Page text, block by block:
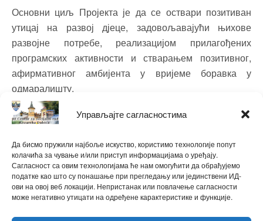
Управљајте сагласностима
Да бисмо пружили најбоље искуство, користимо технологије попут
колачића за чување и/или приступ информацијама о уређају.
Сагласност са овим технологијама ће нам омогућити да обрађујемо
податке као што су понашање при прегледању или јединствени ИД-
ови на овој веб локацији. Непристанак или повлачење сагласности
може негативно утицати на одређене карактеристике и функције.
Основни циљ Пројекта је да се оствари позитиван
утицај на развој дјеце, задовољавајући њихове
развојне потребе, реализацијом прилагођених
програмских активности и стварањем позитивног,
афирмативног амбијента у вријеме боравка у
одмаралишту.
Пројекат финансира Фонд дјечије заштите, Бијељина,
a Општина Козарска Дубица по средством Центра за
социјални рад, ће и ове године финансирати
трошкове џепараца за сву дјецу током боравка на
мору.